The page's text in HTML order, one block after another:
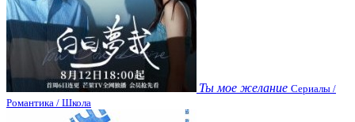
Ты мое желание Сериалы /
Романтика / Школа